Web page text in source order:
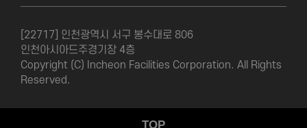
TOP
[22717] 인천광역시 서구 봉수대로 806
인천아시아드주경기장 4층
Copyright (C) Incheon Facilities Corporation. All Rights
Reserved.